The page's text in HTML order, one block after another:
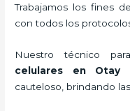
Trabajamos los fines
con todos los
Nuestro técnico
celulares en Otay
cauteloso, brindando